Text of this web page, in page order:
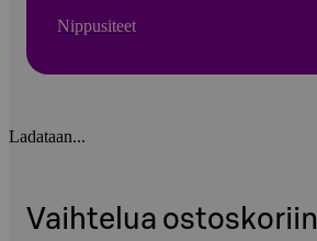
Nippusiteet
Ladataan...
Vaihtelua ostoskoriin